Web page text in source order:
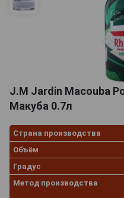
J.M Jardin Macouba
Макуба 0.7л
Страна производства
Объём
Градус
Метод производства